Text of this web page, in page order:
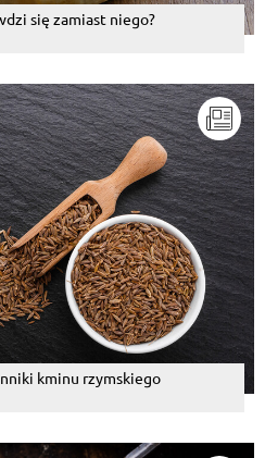
Odpowiedz
Odpowiedz
wkleić w worda i dopiero
inaczej się nie da.
Odpowiedz
się zamiast niego?
kminu rzymskiego